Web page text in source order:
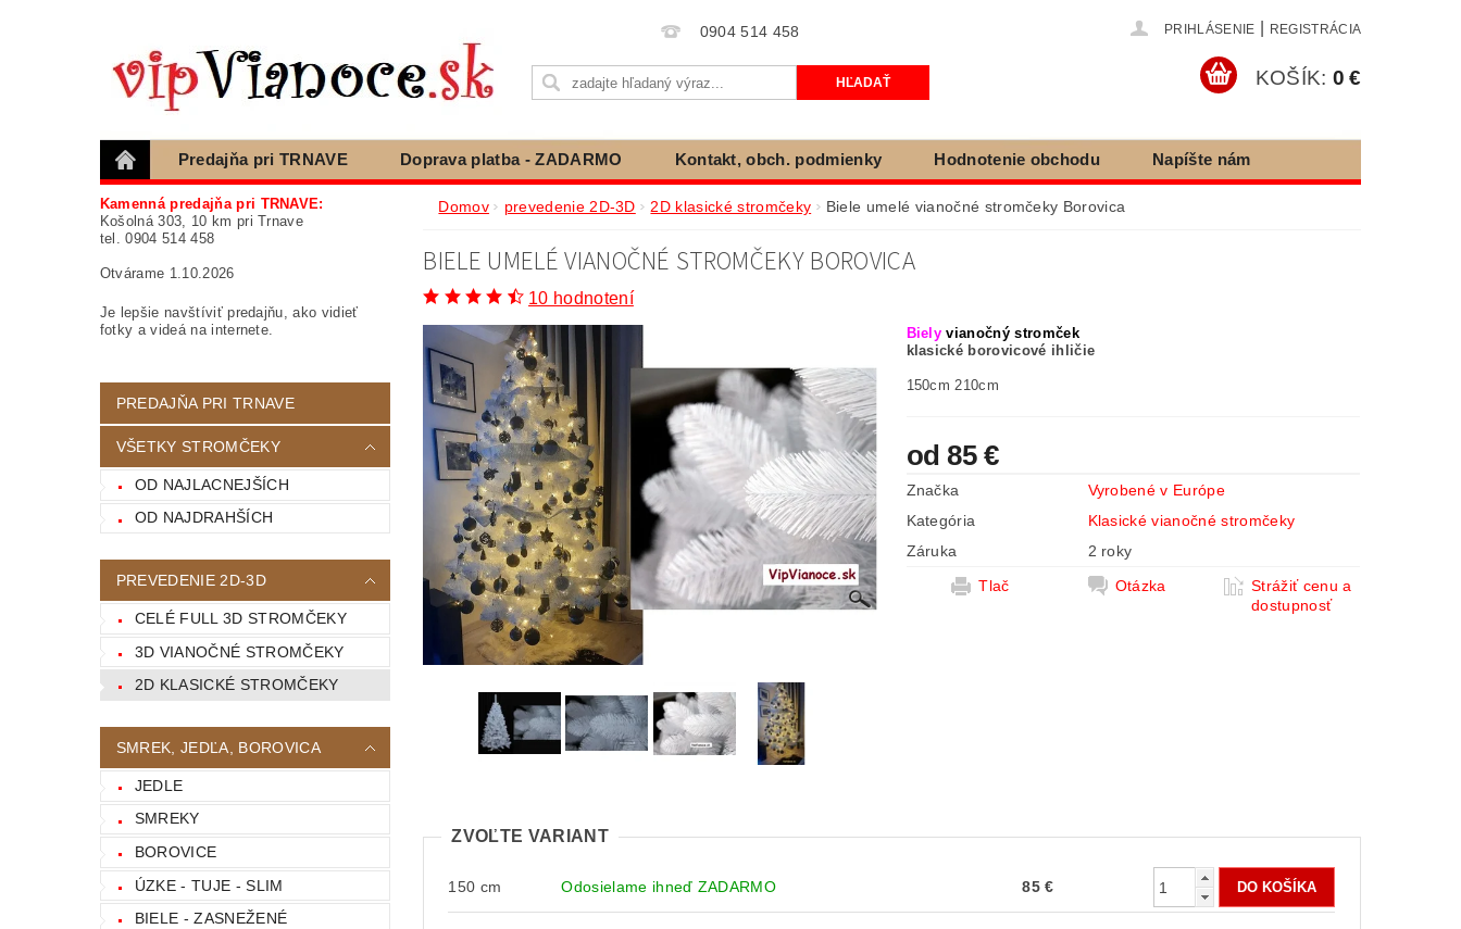
0904 514 458 PRIHLÁSENIE REGISTRÁCIA
KOŠÍK: 0 €
Predajňa pri TRNAVE Doprava platba - ZADARMO Kontakt, obch. podmienky Hodnotenie obchodu Napíšte nám
Blog Ako nakupovať, otázky Podmienky ochrany osobných údajov Cookies Vrátenie tovaru
Kamenná predajňa pri TRNAVE:
Košolná 303, 10 km pri Trnave
tel. 0904 514 458
Otvárame 1.10.2026
Je lepšie navštíviť predajňu, ako vidieť
fotky a videá na internete.
PREDAJŇA PRI TRNAVE
VŠETKY STROMČEKY
OD NAJLACNEJŠÍCH
OD NAJDRAHŠÍCH
PREVEDENIE 2D-3D
CELÉ FULL 3D STROMČEKY
3D VIANOČNÉ STROMČEKY
2D KLASICKÉ STROMČEKY
SMREK, JEDĽA, BOROVICA
JEDLE
SMREKY
BOROVICE
ÚZKE - TUJE - SLIM
BIELE - ZASNEŽENÉ
Domov prevedenie 2D-3D 2D klasické stromčeky Biele umelé vianočné stromčeky Borovica
BIELE UMELÉ VIANOČNÉ STROMČEKY BOROVICA
10 hodnotení
Bielyvianočný stromček
klasické borovicové ihličie
150cm 210cm
od 85 €
Značka
Vyrobené v Európe
Kategória
Klasické vianočné stromčeky
Záruka
2 roky
Tlač
Otázka
Strážiť cenu a
dostupnosť
ZVOĽTE VARIANT
150 cm Odosielame ihneď ZADARMO 85 €